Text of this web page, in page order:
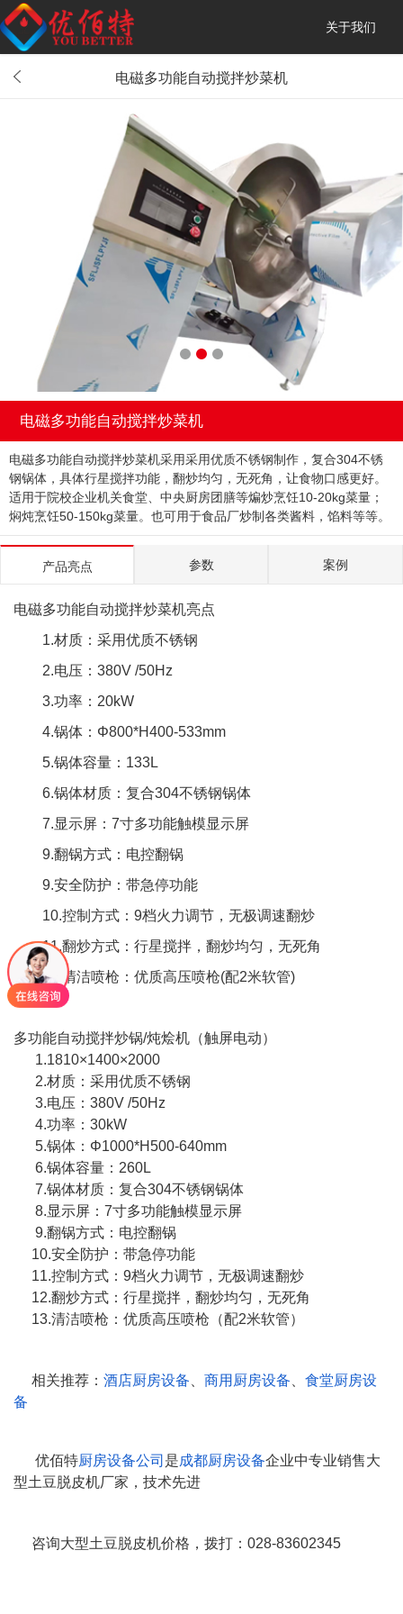
关于我们
电磁多功能自动搅拌炒菜机
电磁多功能自动搅拌炒菜机
电磁多功能自动搅拌炒菜机采用采用优质不锈钢制作， 复合304不锈
钢锅体，具体行星搅拌功能，翻炒均匀，无死角，让食物口感更好。
适用于院校企业机关食堂、中央厨房团膳等煸炒烹饪10-20kg菜量；
焖炖烹饪50-150kg菜量。也可用于食品厂炒制各类酱料，馅料等等。
产品亮点 参数 案例
电磁多功能自动搅拌炒菜机亮点
1.材质：采用优质不锈钢
2.电压：380V /50Hz
3.功率：20kW
4.锅体：Φ800*H400-533mm
5.锅体容量：133L
6.锅体材质：复合304不锈钢锅体
7.显示屏：7寸多功能触模显示屏
9.翻锅方式：电控翻锅
9.安全防护：带急停功能
10.控制方式：9档火力调节，无极调速翻炒
11.翻炒方式：行星搅拌，翻炒均匀，无死角
12.清洁喷枪：优质高压喷枪(配2米软管)
多功能自动搅拌炒锅/炖烩机（触屏电动）
1.1810×1400×2000
2.材质：采用优质不锈钢
3.电压：380V /50Hz
4.功率：30kW
5.锅体：Φ1000*H500-640mm
6.锅体容量：260L
7.锅体材质：复合304不锈钢锅体
8.显示屏：7寸多功能触模显示屏
9.翻锅方式：电控翻锅
10.安全防护：带急停功能
11.控制方式：9档火力调节，无极调速翻炒
12.翻炒方式：行星搅拌，翻炒均匀，无死角
13.清洁喷枪：优质高压喷枪（配2米软管）
相关推荐： 酒店厨房设备 商用厨房设备
食堂厨房设
备
优佰特厨房设备公司 是成都厨房设备企业中专业销售大
型土豆脱皮机厂家，技术先进
咨询大型土豆脱皮机价格，拨打：028-83602345